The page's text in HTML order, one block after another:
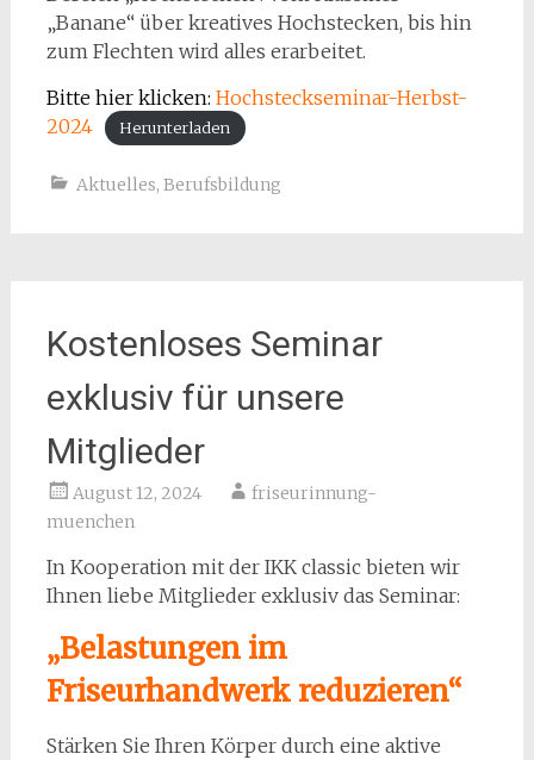
„Banane“ über kreatives Hochstecken, bis hin
zum Flechten wird alles erarbeitet.
Bitte hier klicken: Hochsteckseminar-Herbst-
2024
Herunterladen
Aktuelles, Berufsbildung
Kostenloses Seminar
exklusiv für unsere
Mitglieder
August 12, 2024
friseurinnung-
muenchen
In Kooperation mit der IKK classic bieten wir
Ihnen liebe Mitglieder exklusiv das Seminar:
„Belastungen im
Friseurhandwerk reduzieren“
Stärken Sie Ihren Körper durch eine aktive